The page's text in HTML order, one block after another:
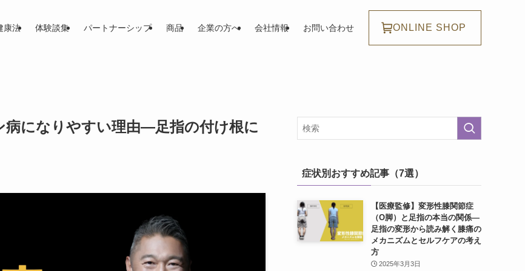
康法 体験談集 パートナーシップ 商品 企業の方へ 会社情報 お問い合わせ ONLINE SHOP
病になりやすい理由―足指の付け根に
症状別おすすめ記事（7選）
【医療監修】変形性膝関節症
（O脚）と足指の本当の関係―
足指の変形から読み解く膝痛の
メカニズムとセルフケアの考え
方
2025年3月3日